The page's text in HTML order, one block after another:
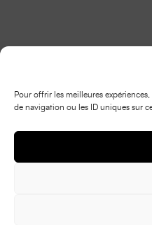
Pour offrir les meilleures
de navigation ou les ID uniques sur